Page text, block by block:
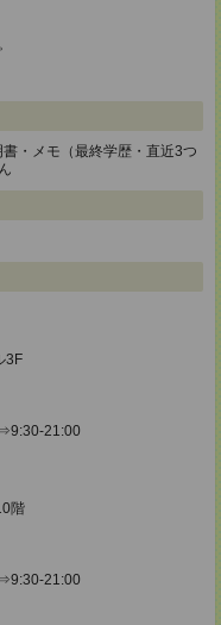
・メモ（最終学歴・直近3つ
3F
21:00
階
21:00